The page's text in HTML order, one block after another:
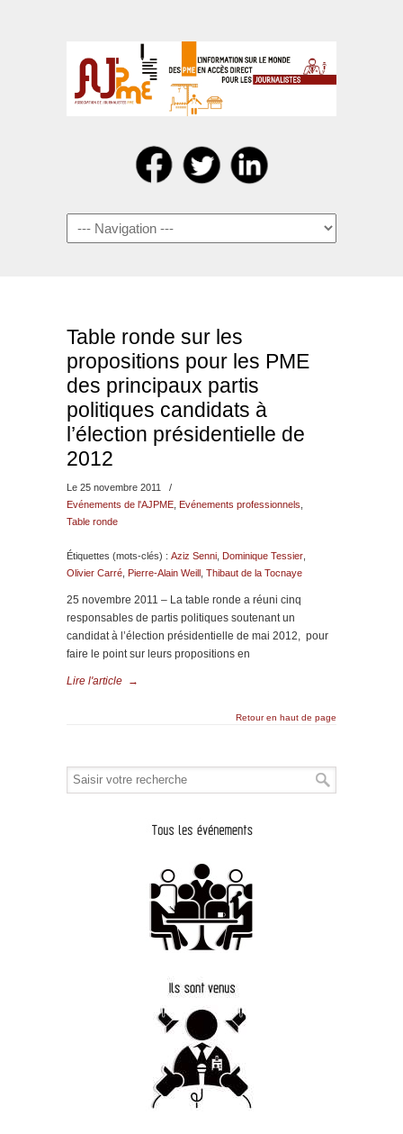
Navigation
Table ronde sur les
propositions pour les PME
des principaux partis
politiques candidats à
l’élection présidentielle de
2012
Le 25 novembre 2011
/
Evénements de l'AJPME Evénements professionnels
Table ronde
Étiquettes (mots-clés) : Aziz Senni Dominique Tessier
Olivier Carré Pierre-Alain Weill Thibaut de la Tocnaye
25 novembre 2011 – La table ronde a réuni cinq
responsables de partis politiques soutenant un
candidat à l’élection présidentielle de mai 2012, pour
faire le point sur leurs propositions en
Lire l'article →
Retour en haut de page